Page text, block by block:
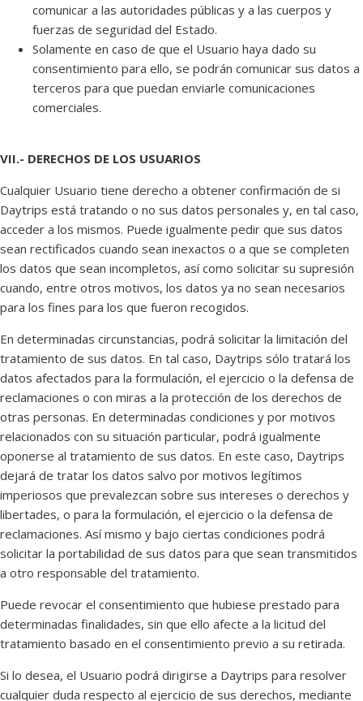
comunicar a las autoridades públicas y a las cuerpos y
fuerzas de seguridad del Estado.
Solamente en caso de que el Usuario haya dado su
consentimiento para ello, se podrán comunicar sus datos a
terceros para que puedan enviarle comunicaciones
comerciales.
VII.- DERECHOS DE LOS USUARIOS
Cualquier Usuario tiene derecho a obtener confirmación de si
Daytrips está tratando o no sus datos personales y, en tal caso,
acceder a los mismos. Puede igualmente pedir que sus datos
sean rectificados cuando sean inexactos o a que se completen
los datos que sean incompletos, así como solicitar su supresión
cuando, entre otros motivos, los datos ya no sean necesarios
para los fines para los que fueron recogidos.
En determinadas circunstancias, podrá solicitar la limitación del
tratamiento de sus datos. En tal caso, Daytrips sólo tratará los
datos afectados para la formulación, el ejercicio o la defensa de
reclamaciones o con miras a la protección de los derechos de
otras personas. En determinadas condiciones y por motivos
relacionados con su situación particular, podrá igualmente
oponerse al tratamiento de sus datos. En este caso, Daytrips
dejará de tratar los datos salvo por motivos legítimos
imperiosos que prevalezcan sobre sus intereses o derechos y
libertades, o para la formulación, el ejercicio o la defensa de
reclamaciones. Así mismo y bajo ciertas condiciones podrá
solicitar la portabilidad de sus datos para que sean transmitidos
a otro responsable del tratamiento.
Puede revocar el consentimiento que hubiese prestado para
determinadas finalidades, sin que ello afecte a la licitud del
tratamiento basado en el consentimiento previo a su retirada.
Si lo desea, el Usuario podrá dirigirse a Daytrips para resolver
cualquier duda respecto al ejercicio de sus derechos, mediante